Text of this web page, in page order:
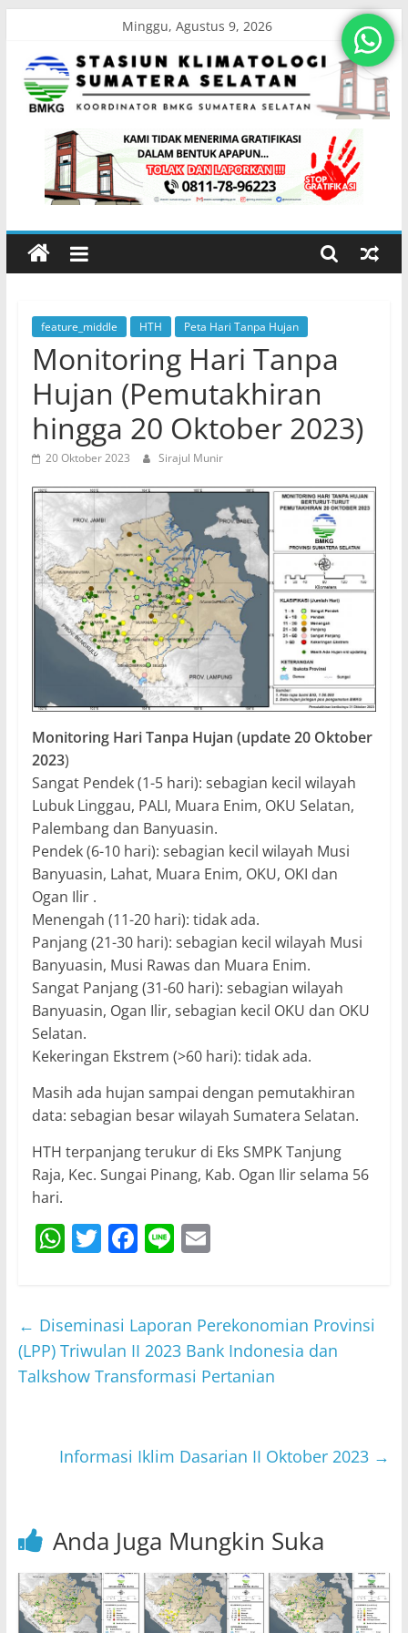
content
Minggu, Agustus 9, 2026
Stasiun
Klimatologi
Sumatera
Koordinator
BMKG
Sumatera
Selatan
feature_middle HTH Peta Hari Tanpa Hujan
Monitoring Hari Tanpa
Hujan (Pemutakhiran
hingga 20 Oktober 2023)
20 Oktober 2023 Sirajul Munir
Monitoring Hari Tanpa Hujan (update 20 Oktober
2023)
Sangat Pendek (1-5 hari): sebagian kecil wilayah
Lubuk Linggau, PALI, Muara Enim, OKU Selatan,
Palembang dan Banyuasin.
Pendek (6-10 hari): sebagian kecil wilayah Musi
Banyuasin, Lahat, Muara Enim, OKU, OKI dan
Ogan Ilir .
Menengah (11-20 hari): tidak ada.
Panjang (21-30 hari): sebagian kecil wilayah Musi
Banyuasin, Musi Rawas dan Muara Enim.
Sangat Panjang (31-60 hari): sebagian wilayah
Banyuasin, Ogan Ilir, sebagian kecil OKU dan OKU
Selatan.
Kekeringan Ekstrem (>60 hari): tidak ada.
Masih ada hujan sampai dengan pemutakhiran
data: sebagian besar wilayah Sumatera Selatan.
HTH terpanjang terukur di Eks SMPK Tanjung
Raja, Kec. Sungai Pinang, Kab. Ogan Ilir selama 56
hari.
W
s
A
p
T
er
F
e
b
o
k
Li E
l
← Diseminasi Laporan Perekonomian Provinsi
(LPP) Triwulan II 2023 Bank Indonesia dan
Talkshow Transformasi Pertanian
Informasi Iklim Dasarian II Oktober 2023 →
Anda Juga Mungkin Suka